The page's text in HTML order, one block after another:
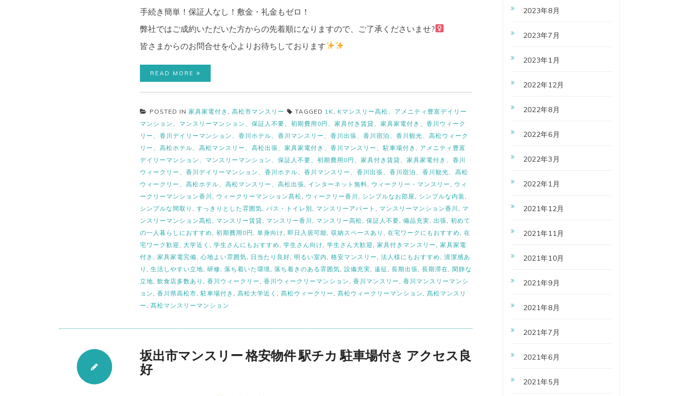
手続き簡単！保証人なし！敷金・礼金もゼロ！
弊社ではご成約いただいた方からの先着順になりますので、ご了承くださいませ?‍
皆さまからのお問合せを心よりお待ちしております
READ MORE
POSTED IN 家具家電付き 高松市マンスリー TAGGED 1K
Kマンスリー高松、アメニティ豊富デイリー
マンション、マンスリーマンション、保証人不要、初期費用0円、家具付き賃貸、家具家電付き、香川ウィーク
リー、香川デイリーマンション、香川ホテル、香川マンスリー、香川出張、香川宿泊、香川観光、高松ウィーク
リー、高松ホテル、高松マンスリー、高松出張、家具家電付き、香川マンスリー、駐車場付き
アメニティ豊富
デイリーマンション、マンスリーマンション、保証人不要、初期費用0円、家具付き賃貸、家具家電付き、香川
ウィークリー、香川デイリーマンション、香川ホテル、香川マンスリー、香川出張、香川宿泊、香川観光、高松
ウィークリー、高松ホテル、高松マンスリー、高松出張
インターネット無料 ウィークリー・マンスリー
ウィ
ークリーマンション香川
ウィークリーマンション髙松 ウィークリー香川 シンプルなお部屋 シンプルな内装
シンプルな間取り
すっきりとした雰囲気 バス・トイレ別 マンスリーアパート マンスリーマンション香川
マ
ンスリーマンション髙松
マンスリー賃貸 マンスリー香川 マンスリー高松 保証人不要 備品充実 出張 初めて
の一人暮らしにおすすめ
初期費用0円 単身向け 即日入居可能 収納スペースあり 在宅ワークにもおすすめ
在
宅ワーク歓迎
大学近く 学生さんにもおすすめ 学生さん向け 学生さん大歓迎 家具付きマンスリー
家具家電
付き
家具家電完備 心地よい雰囲気 日当たり良好 明るい室内 格安マンスリー 法人様にもおすすめ
清潔感あ
り
生活しやすい立地 研修 落ち着いた環境 落ち着きのある雰囲気 設備充実 遠征 長期出張 長期滞在 閑静な
立地 飲食店多数あり 香川ウィークリー 香川ウィークリーマンション 香川マンスリー
香川マンスリーマンシ
ョン
香川県高松市 駐車場付き 高松大学近く 髙松ウィークリー 髙松ウィークリーマンション
髙松マンスリ
ー
髙松マンスリーマンション
坂出市マンスリー 格安物件 駅チカ 駐車場付き アクセス良
好
2023年8月
2023年7月
2023年1月
2022年12月
2022年8月
2022年6月
2022年3月
2022年1月
2021年12月
2021年11月
2021年10月
2021年9月
2021年8月
2021年7月
2021年6月
2021年5月